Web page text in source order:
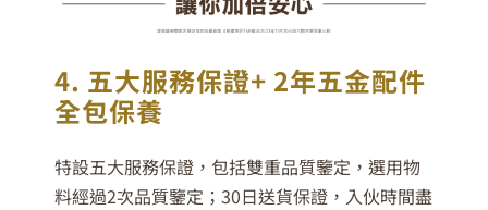
4. 五大服務保證+ 2年五金配件
全包保養
特設五大服務保證，包括雙重品質鑒定，選用物
料經過2次品質鑒定；30日送貨保證，入伙時間盡